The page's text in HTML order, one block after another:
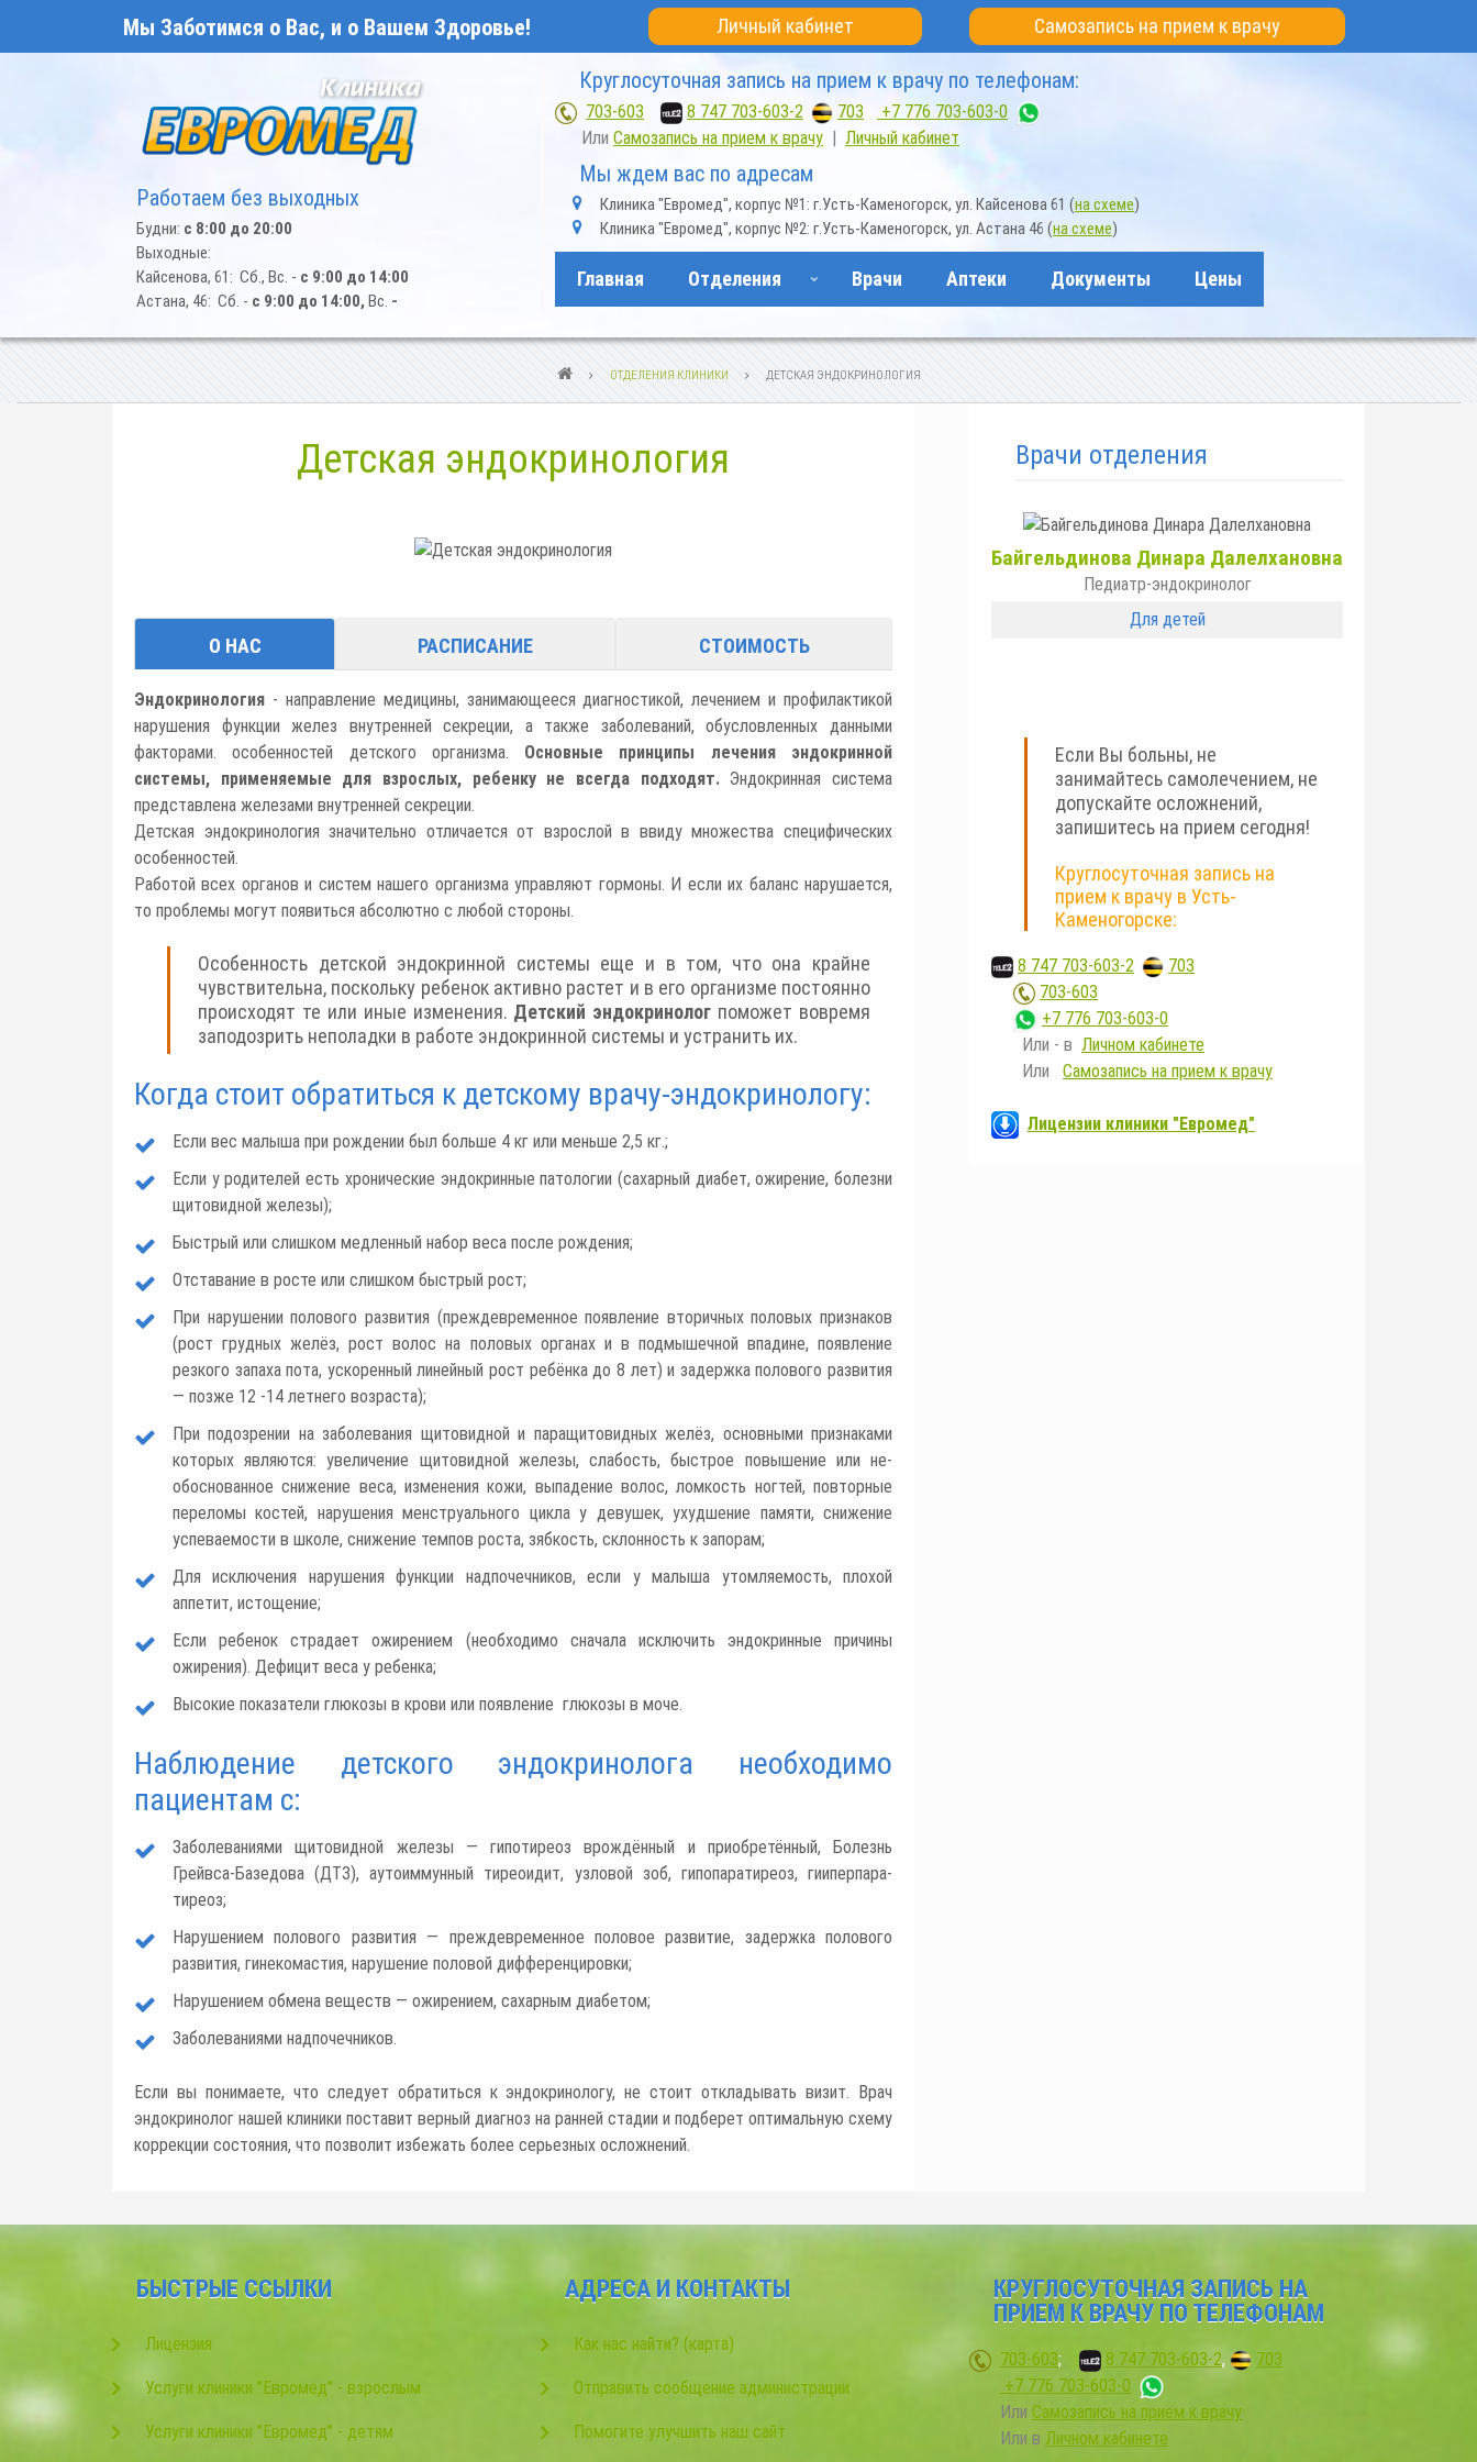
Мы Заботимся о Вас, и о Вашем Здоровье! Личный кабинет Самозапись на прием к врачу
Работаем без выходных
Будни: с 8:00 до 20:00
Выходные:
Кайсенова, 61: Сб., Вс. - с 9:00 до 14:00
Астана, 46: Сб. - с 9:00 до 14:00, Вс. -
Круглосуточная запись на прием к врачу по телефонам:
703-603 8 747 703-603-2 703
+7 776 703-603-0
Или Самозапись на прием к врачу | Личный кабинет
Мы ждем вас по адресам
m
a
-
m
a
e
l
Клиника "Евромед", корпус №1: г.Усть-Каменогорск, ул. Кайсенова 61 (на схеме)
m
-
a
k
a
Клиника "Евромед", корпус №2: г.Усть-Каменогорск, ул. Астана 46 (на схеме)
Главная Отделения Врачи Аптеки Документы Цены
НАВИГАЦИИ
ОТДЕЛЕНИЯ КЛИНИКИ ДЕТСКАЯ ЭНДОКРИНОЛОГИЯ
Детская эндокринология
О НАС РАСПИСАНИЕ СТОИМОСТЬ
Эндокринология - направление медицины, занимающееся диагностикой, лечением и профилактикой
нарушения функции желез внутренней секреции, а также заболеваний, обусловленных данными
факторами. особенностей детского организма. Основные принципы лечения эндокринной
системы, применяемые для взрослых, ребенку не всегда подходят.Эндокринная система
представлена железами внутренней секреции.
Детская эндокринология значительно отличается от взрослой в ввиду множества специфических
особенностей.
Работой всех органов и систем нашего организма управляют гормоны. И если их баланс нарушается,
то проблемы могут появиться абсолютно с любой стороны.
Особенность детской эндокринной системы еще и в том, что она крайне
чувствительна, поскольку ребенок активно растет и в его организме постоянно
происходят те или иные изменения. Детский эндокринолог поможет вовремя
заподозрить неполадки в работе эндокринной системы и устранить их.
Когда стоит обратиться к детскому врачу-эндокринологу:
Если вес малыша при рождении был больше 4 кг или меньше 2,5 кг.;
Если у родителей есть хронические эндокринные патологии (сахарный диабет, ожирение, болезни
щитовидной железы);
Быстрый или слишком медленный набор веса после рождения;
Отставание в росте или слишком быстрый рост;
При нарушении полового развития (преждевременное появление вторичных половых признаков
(рост грудных желёз, рост волос на половых органах и в подмышечной впадине, появление
резкого запаха пота, ускоренный линейный рост ребёнка до 8 лет) и задержка полового развития
— позже 12 -14 летнего возраста);
При подозрении на заболевания щитовидной и паращитовидных желёз, основными признаками
которых являются: увеличение щитовидной железы, слабость, быстрое повышение или не-
обоснованное снижение веса, изменения кожи, выпадение волос, ломкость ногтей, повторные
переломы костей, нарушения менструального цикла у девушек, ухудшение памяти, снижение
успеваемости в школе, снижение темпов роста, зябкость, склонность к запорам;
Для исключения нарушения функции надпочечников, если у малыша утомляемость, плохой
аппетит, истощение;
Если ребенок страдает ожирением (необходимо сначала исключить эндокринные причины
ожирения). Дефицит веса у ребенка;
Высокие показатели глюкозы в крови или появление глюкозы в моче.
Наблюдение детского эндокринолога необходимо
пациентам с:
Заболеваниями щитовидной железы — гипотиреоз врождённый и приобретённый, Болезнь
Грейвса-Базедова (ДТЗ), аутоиммунный тиреоидит, узловой зоб, гипопаратиреоз, гииперпара-
тиреоз;
Нарушением полового развития — преждевременное половое развитие, задержка полового
развития, гинекомастия, нарушение половой дифференцировки;
Нарушением обмена веществ — ожирением, сахарным диабетом;
Заболеваниями надпочечников.
Если вы понимаете, что следует обратиться к эндокринологу, не стоит откладывать визит. Врач
эндокринолог нашей клиники поставит верный диагноз на ранней стадии и подберет оптимальную схему
коррекции состояния, что позволит избежать более серьезных осложнений.
Врачи отделения
Байгельдинова Динара Далелхановна
Педиатр-эндокринолог
Для детей
Если Вы больны, не
занимайтесь самолечением, не
допускайте осложнений,
запишитесь на прием сегодня!
Круглосуточная запись на
прием к врачу в Усть-
Каменогорске:
8 747 703-603-2
703
703-603
+7 776 703-603-0
Или - в Личном кабинете
Или Самозапись на прием к врачу
Лицензии клиники "Евромед"
БЫСТРЫЕ ССЫЛКИ
Лицензия
Услуги клиники "Евромед" - взрослым
Услуги клиники "Евромед" - детям
АДРЕСА И КОНТАКТЫ
Как нас найти? (карта)
Отправить сообщение администрации
Помогите улучшить наш сайт
КРУГЛОСУТОЧНАЯ ЗАПИСЬ НА
ПРИЕМ К ВРАЧУ ПО ТЕЛЕФОНАМ
703-603; 8 747 703-603-2,
703
+7 776 703-603-0
Или Самозапись на прием к врачу
Или в Личном кабинете